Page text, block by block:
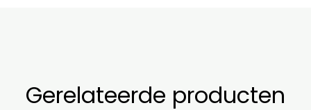
Gerelateerde producten